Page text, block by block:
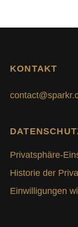
KONTAKT
Privatsphäre-
Historie der
Einwilligungen